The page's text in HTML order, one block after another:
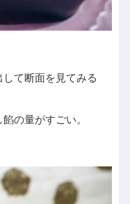
て断面を見てみる
の量がすごい。